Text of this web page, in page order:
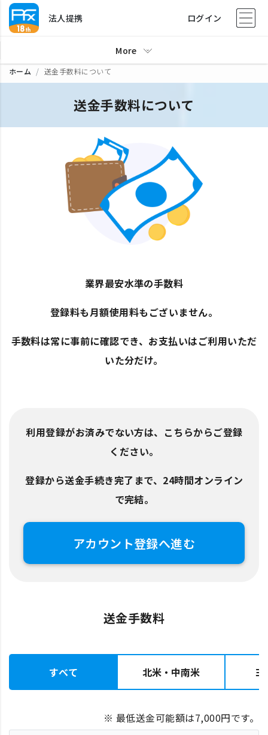
法人提携 ログイン
More
ホーム 送金手数料について
送金手数料について
業界最安水準の手数料
登録料も月額使用料もございません。
手数料は常に事前に確認でき、お支払いはご利用いただ
いた分だけ。
利用登録がお済みでない方は、こちらからご登録
ください。
登録から送金手続き完了まで、24時間オンライン
で完結。
アカウント登録へ進む
送金手数料
すべて 北米・中南米 ヨ
※ 最低送金可能額は7,000円です。